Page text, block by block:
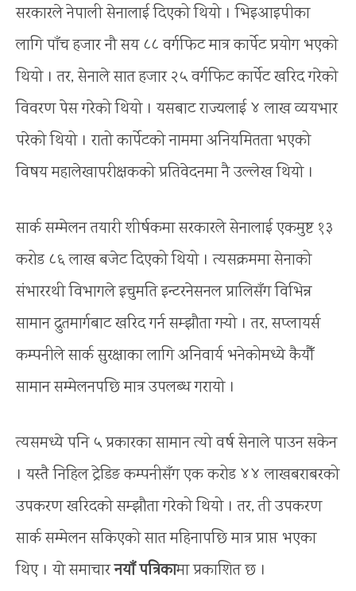
सरकारले नेपाली सेनालाई दिएको थियो । भिइआइपीका
लागि पाँच हजार नौ सय ८८ वर्गफिट मात्र कार्पेट प्रयोग भएको
थियो । तर, सेनाले सात हजार २५ वर्गफिट कार्पेट खरिद गरेको
विवरण पेस गरेको थियो । यसबाट राज्यलाई ४ लाख व्ययभार
परेको थियो । रातो कार्पेटको नाममा अनियमितता भएको
विषय महालेखापरीक्षकको प्रतिवेदनमा नै उल्लेख थियो ।
सार्क सम्मेलन तयारी शीर्षकमा सरकारले सेनालाई एकमुष्ट १३
करोड ८६ लाख बजेट दिएको थियो । त्यसक्रममा सेनाको
संभाररथी विभागले इचुमति इन्टरनेसनल प्रालिसँग विभिन्न
सामान द्रुतमार्गबाट खरिद गर्न सम्झौता गर्‍यो । तर, सप्लायर्स
कम्पनीले सार्क सुरक्षाका लागि अनिवार्य भनेकोमध्ये कैयौँ
सामान सम्मेलनपछि मात्र उपलब्ध गरायो ।
त्यसमध्ये पनि ५ प्रकारका सामान त्यो वर्ष सेनाले पाउन सकेन
। यस्तै निहिल ट्रेडिङ कम्पनीसँग एक करोड ४४ लाखबराबरको
उपकरण खरिदको सम्झौता गरेको थियो । तर, ती उपकरण
सार्क सम्मेलन सकिएको सात महिनापछि मात्र प्राप्त भएका
थिए । याे समाचारनयाँ पत्रिकामा प्रकाशित छ ।